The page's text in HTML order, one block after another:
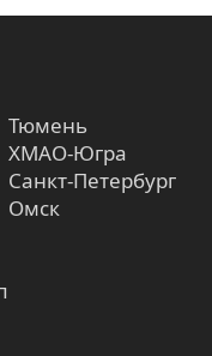
Тюмень
ХМАО-Югра
Санкт-Петербург
Омск